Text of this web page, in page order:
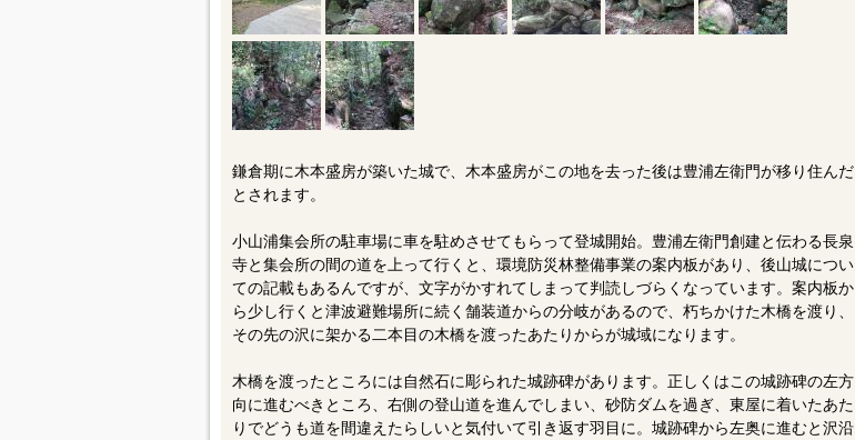
鎌倉期に木本盛房が築いた城で、木本盛房がこの地を去った後は豊浦左衛門が移り住んだ
とされます。
小山浦集会所の駐車場に車を駐めさせてもらって登城開始。豊浦左衛門創建と伝わる長泉
寺と集会所の間の道を上って行くと、環境防災林整備事業の案内板があり、後山城につい
ての記載もあるんですが、文字がかすれてしまって判読しづらくなっています。案内板か
ら少し行くと津波避難場所に続く舗装道からの分岐があるので、朽ちかけた木橋を渡り、
その先の沢に架かる二本目の木橋を渡ったあたりからが城域になります。
木橋を渡ったところには自然石に彫られた城跡碑があります。正しくはこの城跡碑の左方
向に進むべきところ、右側の登山道を進んでしまい、砂防ダムを過ぎ、東屋に着いたあた
りでどうも道を間違えたらしいと気付いて引き返す羽目に。城跡碑から左奥に進むと沢沿